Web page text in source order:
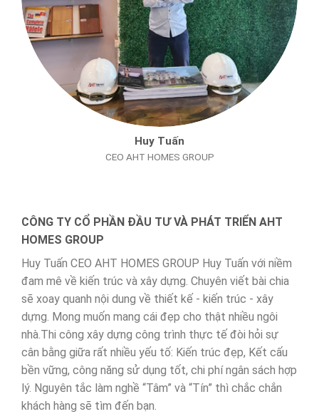
Huy Tuấn
CEO AHT HOMES GROUP
CÔNG TY CỔ PHẦN ĐẦU TƯ VÀ PHÁT TRIỂN AHT
HOMES GROUP
Huy Tuấn CEO AHT HOMES GROUP Huy Tuấn với niềm
đam mê về kiến trúc và xây dựng. Chuyên viết bài chia
sẽ xoay quanh nội dung về thiết kế - kiến trúc - xây
dựng. Mong muốn mang cái đẹp cho thật nhiều ngôi
nhà.Thi công xây dựng công trình thực tế đòi hỏi sự
cân bằng giữa rất nhiều yếu tố: Kiến trúc đẹp, Kết cấu
bền vững, công năng sử dụng tốt, chi phí ngân sách hợp
lý. Nguyên tắc làm nghề “Tâm” và “Tín” thì chắc chắn
khách hàng sẽ tìm đến bạn.